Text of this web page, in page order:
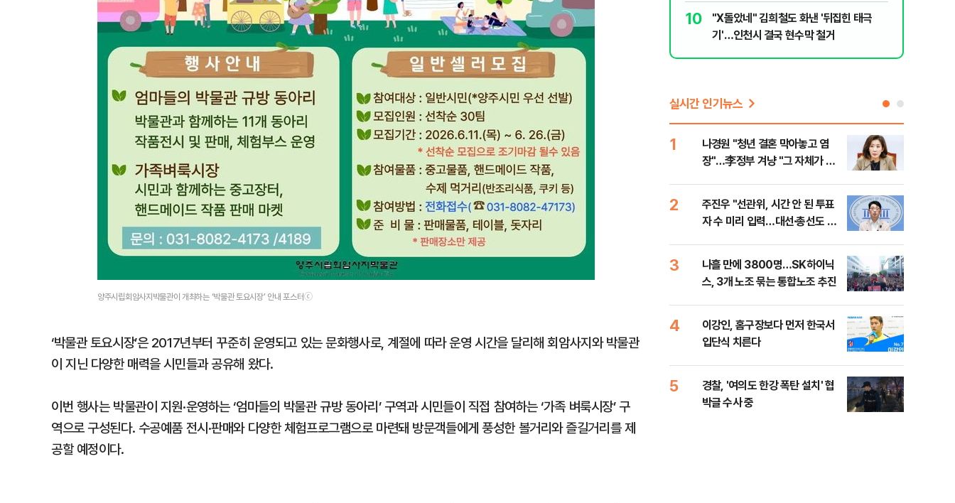
양주시립회암사지박물관이 개최하는 ‘박물관 토요시장’ 안내 포스터ⓒ
‘박물관 토요시장’은 2017년부터 꾸준히 운영되고 있는 문화행사로, 계절에 따라 운영 시간을 달리해 회암사지와 박물관
이 지닌 다양한 매력을 시민들과 공유해 왔다.
이번 행사는 박물관이 지원·운영하는 ‘엄마들의 박물관 규방 동아리’ 구역과 시민들이 직접 참여하는 ‘가족 벼룩시장’ 구
역으로 구성된다. 수공예품 전시·판매와 다양한 체험프로그램으로 마련돼 방문객들에게 풍성한 볼거리와 즐길거리를 제
공할 예정이다.
5
바이든 암, 뼈 넘어 전이…차남 "고통 참으
며 목소리 내고 있다"
10
"X돌았네" 김희철도 화낸 '뒤집힌 태극
기'…인천시 결국 현수막 철거
실시간 인기뉴스
1
나경원 "청년 결혼 막아놓고 염
장"…李정부 겨냥 "그 자체가 결
2
주진우 "선관위, 시간 안 된 투표
자 수 미리 입력…대선·총선도 수
3
나흘 만에 3800명…SK하이닉
스, 3개 노조 묶는 통합노조 추진
4
이강인, 홈구장보다 먼저 한국서
입단식 치른다
5
경찰, '여의도 한강 폭탄 설치' 협
박글 수사 중